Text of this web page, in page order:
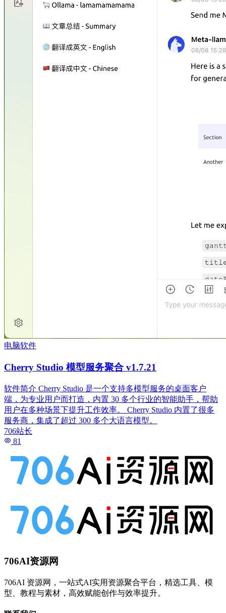
电脑软件
Cherry Studio 模型服务聚合 v1.7.21
软件简介 Cherry Studio 是一个支持多模型服务的桌面客户
端，为专业用户而打造，内置 30 多个行业的智能助手，帮助
用户在多种场景下提升工作效率。 Cherry Studio 内置了很多
服务商，集成了超过 300 多个大语言模型。
706站长
81
706AI资源网
706AI 资源网，一站式AI实用资源聚合平台，精选工具、模
型、教程与素材，高效赋能创作与效率提升。